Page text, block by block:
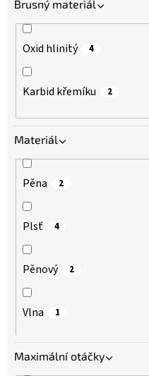
Brusný materiál
Oxid hlinitý 4
Karbid křemíku 2
Materiál
Pěna 2
Plsť 4
Pěnový 2
Vlna 1
Maximální otáčky